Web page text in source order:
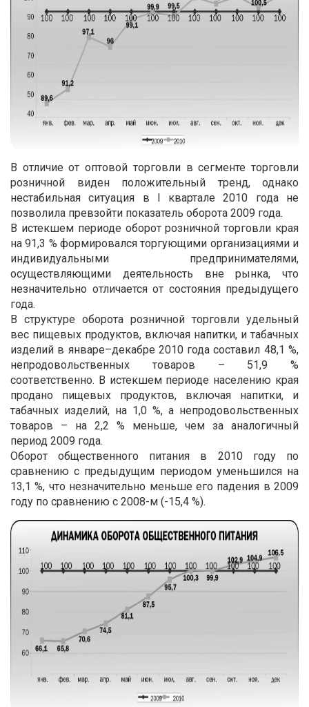
В отличие от оптовой торговли в сегменте торговли
розничной виден положительный тренд, однако
нестабильная ситуация в I квартале 2010 года не
позволила превзойти показатель оборота 2009 года.
В истекшем периоде оборот розничной торговли края
на 91,3 % формировался торгующими организациями и
индивидуальными предпринимателями,
осуществляющими деятельность вне рынка, что
незначительно отличается от состояния предыдущего
года.
В структуре оборота розничной торговли удельный
вес пищевых продуктов, включая напитки, и табачных
изделий в январе–декабре 2010 года составил 48,1 %,
непродовольственных товаров – 51,9 %
соответственно. В истекшем периоде населению края
продано пищевых продуктов, включая напитки, и
табачных изделий, на 1,0 %, а непродовольственных
товаров – на 2,2 % меньше, чем за аналогичный
период 2009 года.
Оборот общественного питания в 2010 году по
сравнению с предыдущим периодом уменьшился на
13,1 %, что незначительно меньше его падения в 2009
году по сравнению с 2008-м (-15,4 %).